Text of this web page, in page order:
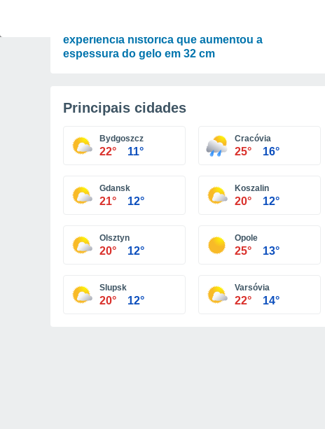
experiência histórica que aumentou a
espessura do gelo em 32 cm
Principais cidades
Bydgoszcz
22° 11°
Cracóvia
25° 16°
Gdansk
21° 12°
Koszalin
20° 12°
Olsztyn
20° 12°
Opole
25° 13°
Slupsk
20° 12°
Varsóvia
22° 14°